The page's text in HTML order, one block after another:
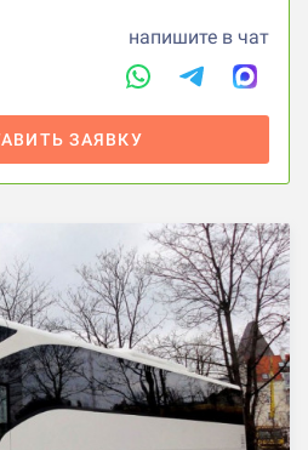
напишите в чат
ЗАЯВКУ